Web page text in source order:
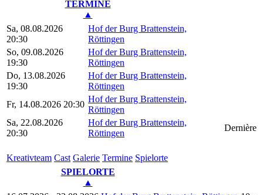
TERMINE
▲
Sa, 08.08.2026
20:30
Hof der Burg Brattenstein,
Röttingen
So, 09.08.2026
19:30
Hof der Burg Brattenstein,
Röttingen
Do, 13.08.2026
19:30
Hof der Burg Brattenstein,
Röttingen
Fr, 14.08.2026 20:30
Hof der Burg Brattenstein,
Röttingen
Sa, 22.08.2026
20:30
Hof der Burg Brattenstein,
Röttingen
Dernière
Kreativ­team Cast Gale­rie Ter­mi­ne Spielorte
SPIELORTE
▲